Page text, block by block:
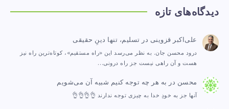
دیدگاه‌های تازه
علی‌اکبر قزوینی در تسلیم، تنها دینِ حقیقی
درود محسن جان. به نظر می‌رسد این «راه مستقیم»، کوتاه‌ترین راه نیز
هست و آن راهی نیست جز راه درونی…
محسن در به هر چه توجه کنیم شبیه آن می‌شویم
آنها جز به خودِ خدا به چیزی توجه ندارند 👌👌👌👌